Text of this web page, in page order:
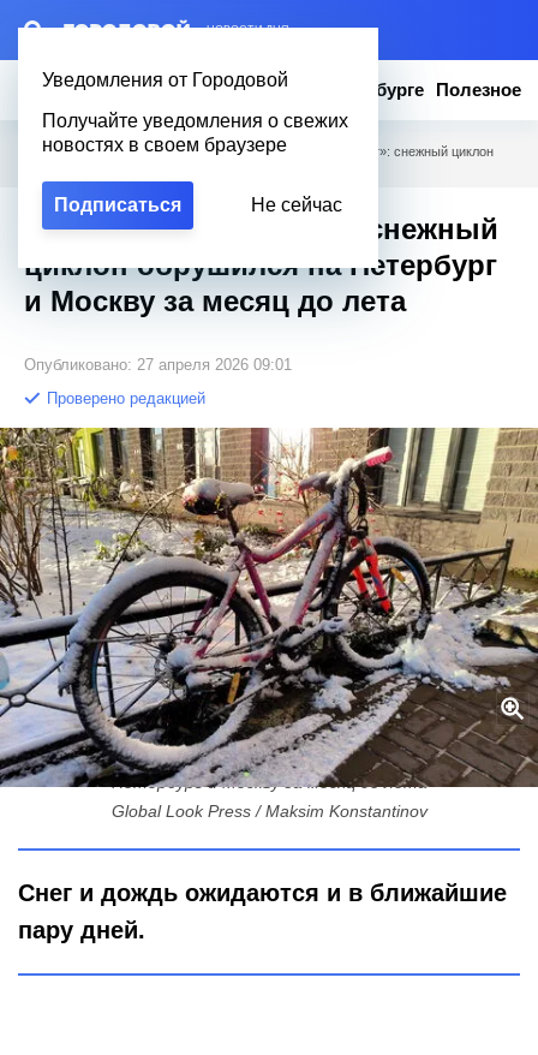
– НОВОСТИ ДНЯ
Уведомления от Городовой
Получайте уведомления о свежих
новостях в своем браузере
Подписаться Не сейчас
Новости Эксклюзив Вопросы о Петербурге Полезное
Городовой Новости Петербурга / Арктический «привет»: снежный циклон
Арктический «привет»: снежный
циклон обрушился на Петербург
и Москву за месяц до лета
Опубликовано: 27 апреля 2026 09:01
Проверено редакцией
Арктический «привет»: снежный циклон обрушился на
Петербург и Москву за месяц до лета
Global Look Press / Maksim Konstantinov
Снег и дождь ожидаются и в ближайшие
пару дней.